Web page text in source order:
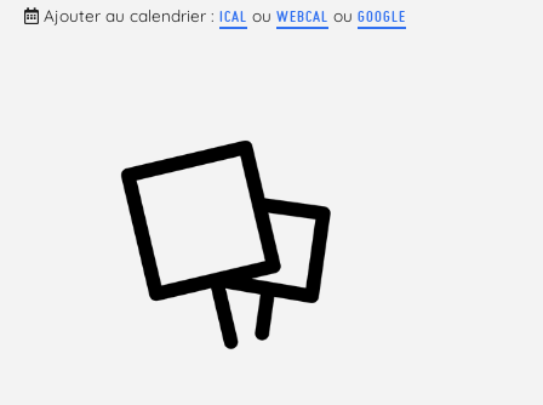
Ajouter au calendrier : ICAL ou WEBCAL ou GOOGLE